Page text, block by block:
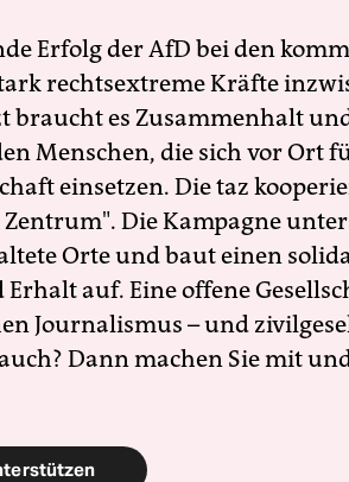
Erfolg der AfD bei den
rechtsextreme Kräfte
braucht es Zusammenhalt
Menschen, die sich vor Ort
einsetzen. Die taz
Die Kampagne
Orte und baut einen
Erhalt auf. Eine offene
Journalismus – und
Dann machen Sie mit